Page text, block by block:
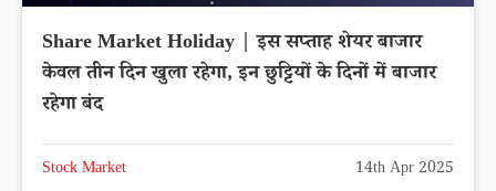
Share Market Holiday | इस सप्ताह शेयर बाजार
केवल तीन दिन खुला रहेगा, इन छुट्टियों के दिनों में बाजार
रहेगा बंद
Stock Market 14th Apr 2025